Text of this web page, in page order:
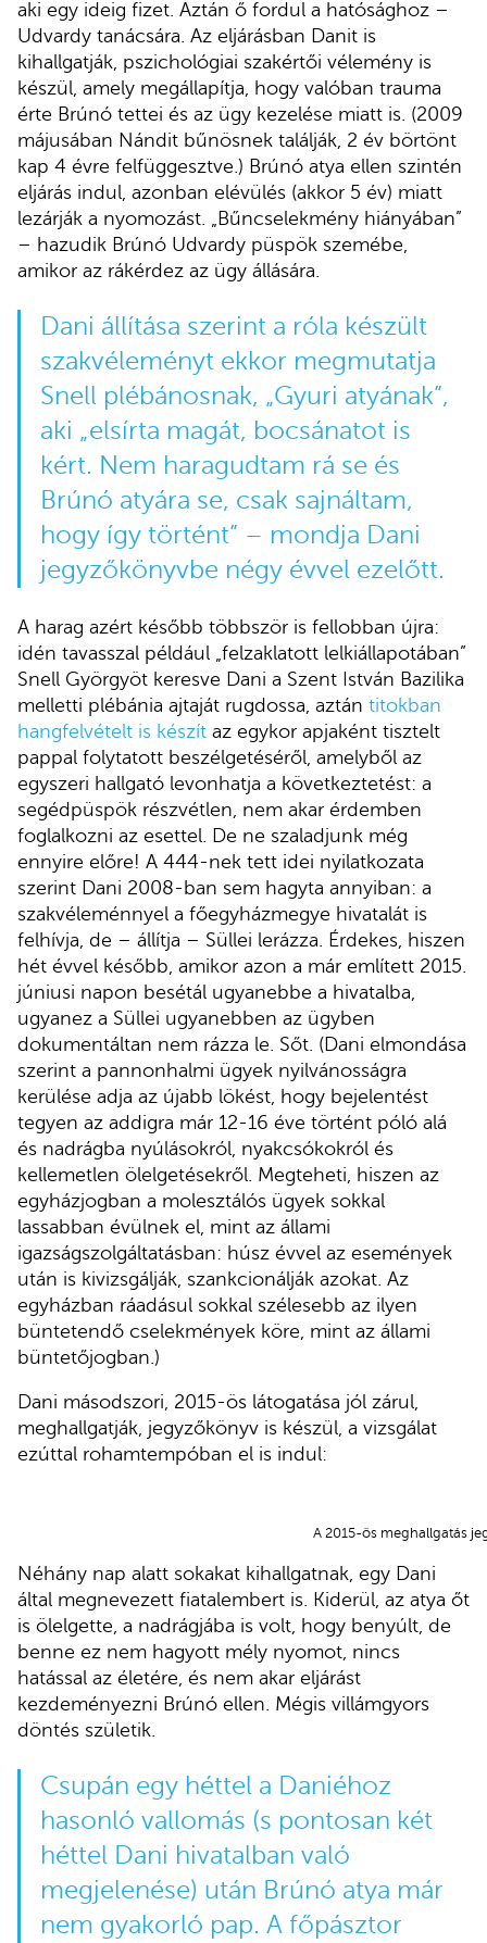
aki egy ideig fizet. Aztán ő fordul a hatósághoz –
Udvardy tanácsára. Az eljárásban Danit is
kihallgatják, pszichológiai szakértői vélemény is
készül, amely megállapítja, hogy valóban trauma
érte Brúnó tettei és az ügy kezelése miatt is. (2009
májusában Nándit bűnösnek találják, 2 év börtönt
kap 4 évre felfüggesztve.) Brúnó atya ellen szintén
eljárás indul, azonban elévülés (akkor 5 év) miatt
lezárják a nyomozást. „Bűncselekmény hiányában”
– hazudik Brúnó Udvardy püspök szemébe,
amikor az rákérdez az ügy állására.
Dani állítása szerint a róla készült
szakvéleményt ekkor megmutatja
Snell plébánosnak, „Gyuri atyának”,
aki „elsírta magát, bocsánatot is
kért. Nem haragudtam rá se és
Brúnó atyára se, csak sajnáltam,
hogy így történt” – mondja Dani
jegyzőkönyvbe négy évvel ezelőtt.
A harag azért később többször is fellobban újra:
idén tavasszal például „felzaklatott lelkiállapotában”
Snell Györgyöt keresve Dani a Szent István Bazilika
melletti plébánia ajtaját rugdossa, aztán titokban
hangfelvételt is készít az egykor apjaként tisztelt
pappal folytatott beszélgetéséről, amelyből az
egyszeri hallgató levonhatja a következtetést: a
segédpüspök részvétlen, nem akar érdemben
foglalkozni az esettel. De ne szaladjunk még
ennyire előre! A 444-nek tett idei nyilatkozata
szerint Dani 2008-ban sem hagyta annyiban: a
szakvéleménnyel a főegyházmegye hivatalát is
felhívja, de – állítja – Süllei lerázza. Érdekes, hiszen
hét évvel később, amikor azon a már említett 2015.
júniusi napon besétál ugyanebbe a hivatalba,
ugyanez a Süllei ugyanebben az ügyben
dokumentáltan nem rázza le. Sőt. (Dani elmondása
szerint a pannonhalmi ügyek nyilvánosságra
kerülése adja az újabb lökést, hogy bejelentést
tegyen az addigra már 12-16 éve történt póló alá
és nadrágba nyúlásokról, nyakcsókokról és
kellemetlen ölelgetésekről. Megteheti, hiszen az
egyházjogban a molesztálós ügyek sokkal
lassabban évülnek el, mint az állami
igazságszolgáltatásban: húsz évvel az események
után is kivizsgálják, szankcionálják azokat. Az
egyházban ráadásul sokkal szélesebb az ilyen
büntetendő cselekmények köre, mint az állami
büntetőjogban.)
Dani másodszori, 2015-ös látogatása jól zárul,
meghallgatják, jegyzőkönyv is készül, a vizsgálat
ezúttal rohamtempóban el is indul:
A 2015-ös meghallgatás
Néhány nap alatt sokakat kihallgatnak, egy Dani
által megnevezett fiatalembert is. Kiderül, az atya őt
is ölelgette, a nadrágjába is volt, hogy benyúlt, de
benne ez nem hagyott mély nyomot, nincs
hatással az életére, és nem akar eljárást
kezdeményezni Brúnó ellen. Mégis villámgyors
döntés születik.
Csupán egy héttel a Daniéhoz
hasonló vallomás (s pontosan két
héttel Dani hivatalban való
megjelenése) után Brúnó atya már
nem gyakorló pap. A főpásztor